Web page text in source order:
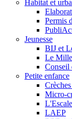
Habitat et
Permis
Jeunesse
BIJ et
Le
Conseil
Petite enfance
Micro-
L'Escale
LAEP